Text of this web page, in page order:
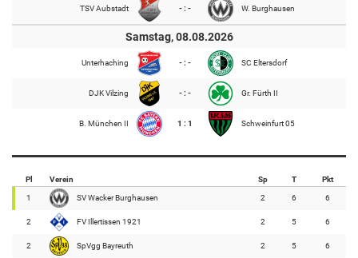
TSV Aubstadt - : - W. Burghausen
Samstag, 08.08.2026
Unterhaching - : - SC Eltersdorf
DJK Vilzing - : - Gr. Fürth II
B. München II 1 : 1 Schweinfurt 05
Pl Verein Sp T Pkt
1 SV Wacker Burghausen 2 6 6
2 FV Illertissen 1921 2 5 6
2 SpVgg Bayreuth 2 5 6